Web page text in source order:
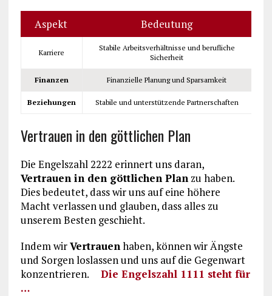
Aspekt Bedeutung
Karriere
Stabile Arbeitsverhältnisse und berufliche
Sicherheit
Finanzen Finanzielle Planung und Sparsamkeit
Beziehungen Stabile und unterstützende Partnerschaften
Vertrauen in den göttlichen Plan
Die Engelszahl 2222 erinnert uns daran,
Vertrauen in den göttlichen Planzu haben.
Dies bedeutet, dass wir uns auf eine höhere
Macht verlassen und glauben, dass alles zu
unserem Besten geschieht.
Indem wirVertrauenhaben, können wir Ängste
und Sorgen loslassen und uns auf die Gegenwart
konzentrieren. Die Engelszahl 1111 steht für
…